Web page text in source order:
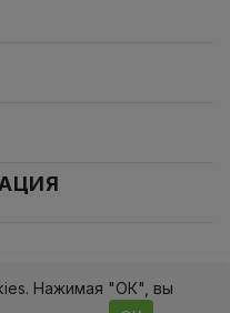
2015
Нажимая "ОК", вы